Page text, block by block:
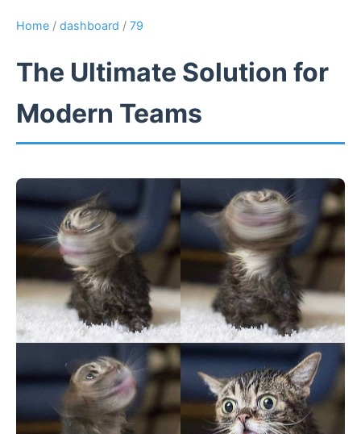
Home / dashboard / 79
The Ultimate Solution for
Modern Teams